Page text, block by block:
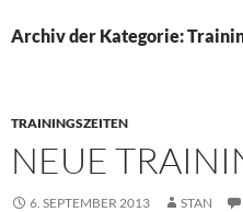
Archiv der Kategorie:
TRAININGSZEITEN
NEUE
6. SEPTEMBER 2013 STAN